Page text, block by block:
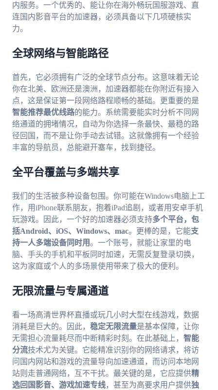
内服务。一个优秀的、能让你在海外畅玩国服游戏、直
连国内影音平台的加速器，必须具备以下几项硬核实
力。
全球网络与智能路径
首先，它必须拥有广泛的全球节点分布。这意味着无论
你在北美、欧洲还是澳洲，加速器都能在你附近有接入
点，这是保证第一段网络路程顺畅的基础。更重要的是
智能推荐最优线路的能力。系统需要能实时分析不同网
络通道的拥堵情况，自动为你选择一条最快、最稳的路
径回国，而不是让你手动去试错。这就像拥有一个经验
丰富的导航员，总能避开塞车，找到捷径。
全平台覆盖与多端共享
我们的生活被多种设备包围。你可能在Windows电脑上工
作，用iPhone联系朋友，抱着iPad追剧，或者用安卓手机
玩游戏。因此，一个好的加速器必须支持多个平台，包
括Android、iOS、Windows、mac。更棒的是，它能支
持一人多端设备同时用。一个账号，就能让家里的电
脑、手头的手机和平板同时加速，无需反复登录切换，
这为家庭或个人的多场景使用带来了极大的便利。
无限流量与专属通道
看一场高清世界杯直播或玩几小时大型在线游戏，数据
消耗是巨大的。因此， 稳定无限流量是基本保障，让你
无需担心流量耗尽而中断精彩时刻。在此基础上， 智能
分流技术尤为关键。它能精准识别你的网络请求，将访
问国内网站和游戏的流量导向加速通道，而访问本地网
站则走普通网络，互不干扰。最关键的是，它应提供精
选回国影音、游戏加速专线，甚至为高要求用户提供独